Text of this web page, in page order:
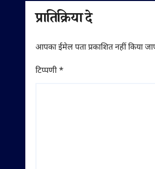
प्रातिक्रिया दे
आपका ईमेल पता प्रकाशित नहीं किया
टिप्पणी*